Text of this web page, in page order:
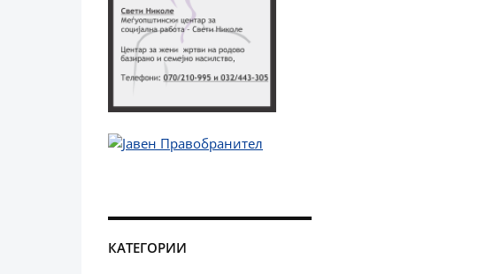
КАТЕГОРИИ